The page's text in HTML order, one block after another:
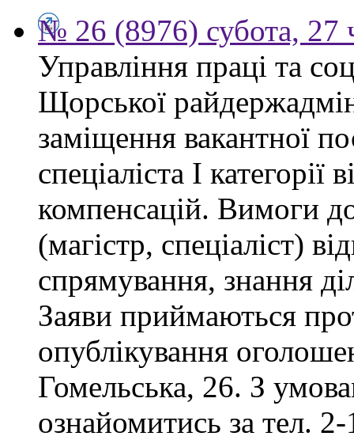
№ 26 (8976) субота, 27
Управління праці та
Щорської
заміщення вакантної
спеціаліста І
компенсацій. Вимоги
(магістр, спеціаліст)
спрямування, знання
Заяви приймаються
опублікування
Гомельська, 26. З
ознайомитись за тел.